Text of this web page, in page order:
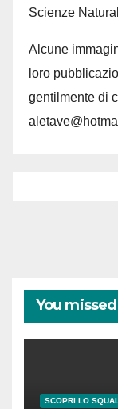
Scienze
Alcune
loro
gentilmente di
You missed
SCOPRI LO